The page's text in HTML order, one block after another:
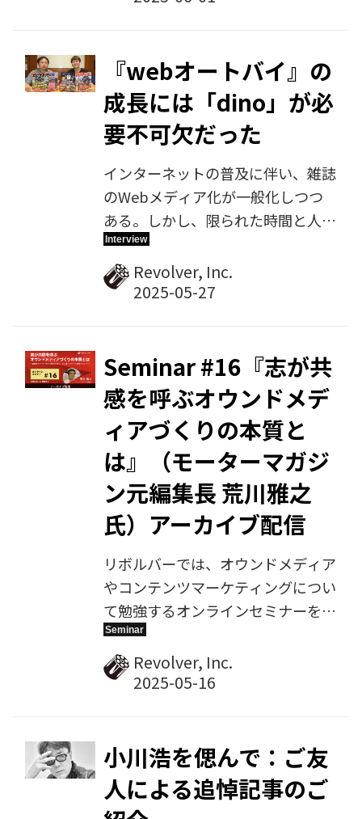
『webオートバイ』の
成長には「dino」が必
要不可欠だった
インターネットの普及に伴い、雑誌
のWebメディア化が一般化しつつ
ある。しかし、限られた時間と人員
で紙とWebの業務を両立すること
は難しく、運営コストも気になると
いう意見も多くあるだろう。リボル
ら、スピーディかつリーズナブルな
Webメディア運営が可能だ。ここで
は、『webオートバイ』にてdino
を採用している株式会社モーターマ
ガジン社に、これまでの苦労や努
力、dinoの魅力について話を聞い
た。※本記事は、2020年7月に
dino.networkで公開された記事を
Revolver, Inc.
Seminar #16『志が共
感を呼ぶオウンドメデ
ィアづくりの本質と
は』（モーターマガジ
ン元編集長 荒川雅之
氏）アーカイブ配信
リボルバーでは、オウンドメディア
やコンテンツマーケティングについ
て勉強するオンラインセミナーを不
定期で開催しています。2025年4月
15日に開催した第16回では、モー
ターマガジン元編集長の荒川雅之氏
本質とは 〜自動車メディア70年の
歴史に学ぶ、心に響くメディア運営
のポイント〜』をテーマにご講演い
Revolver, Inc.
小川浩を偲んで：ご友
人による追悼記事のご